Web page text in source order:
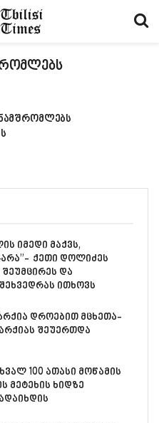
იმედი მაქვს,
ქეთი დოლიძეს
და
ითხოვს
დროებით მცხეთა-
შეუერთდა
100 ათასი მოწამის
მეტეხის ხიდზე